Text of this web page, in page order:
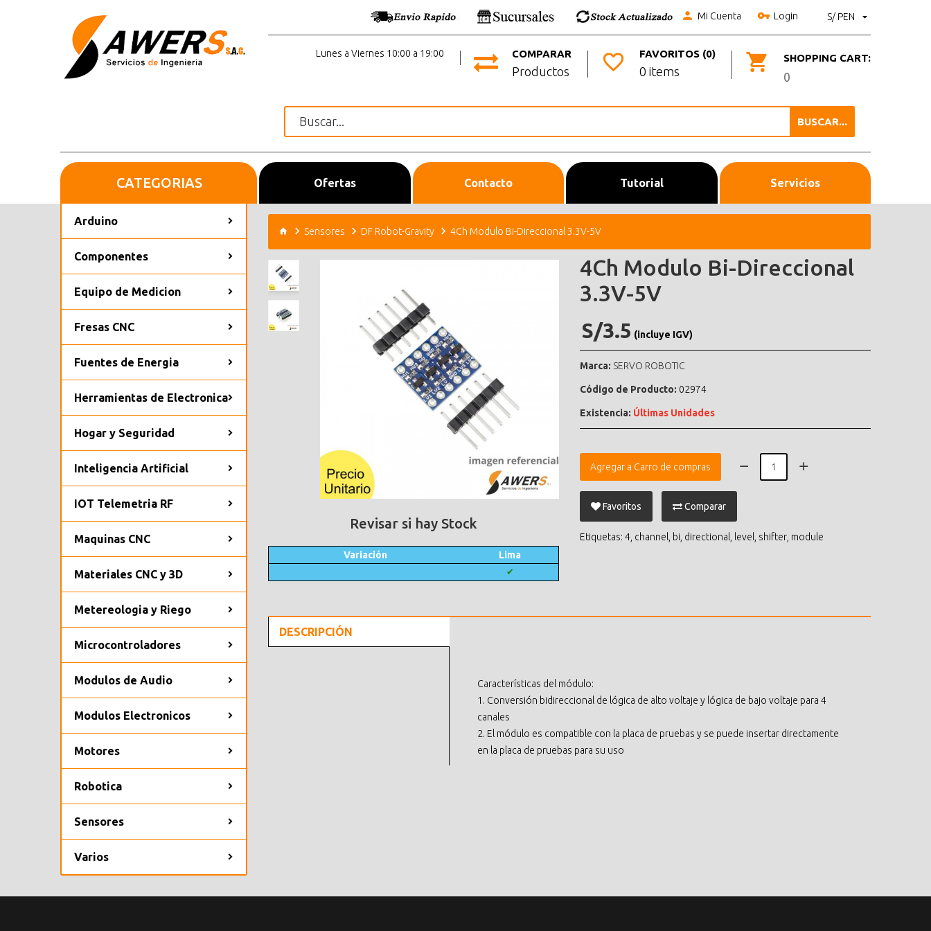
S/ PEN
Mi Cuenta Login
SHOPPING CART:
0
FAVORITOS (0)
0 items
COMPARAR
Productos
Lunes a Viernes 10:00 a 19:00
BUSCAR...
Inicio Ofertas Contacto Tutorial Servicios
CATEGORIAS
Arduino
Componentes
Equipo de Medicion
Fresas CNC
Fuentes de Energia
Herramientas de Electronica
Hogar y Seguridad
Inteligencia Artificial
IOT Telemetria RF
Maquinas CNC
Materiales CNC y 3D
Metereologia y Riego
Microcontroladores
Modulos de Audio
Modulos Electronicos
Motores
Robotica
Sensores
Varios
Sensores DF Robot-Gravity 4Ch Modulo Bi-Direccional 3.3V-5V
Revisar si hay Stock
Variación Lima
✔
4Ch Modulo Bi-Direccional
3.3V-5V
S/3.5 (incluye IGV)
Marca: SERVO ROBOTIC
Código de Producto: 02974
Existencia: Últimas Unidades
Agregar a Carro de compras
Favoritos Comparar
Etiquetas: 4 channel bi directional level shifter module
DESCRIPCIÓN
Características del módulo:
1. Conversión bidireccional de lógica de alto voltaje y lógica de bajo voltaje para 4
canales
2. El módulo es compatible con la placa de pruebas y se puede insertar directamente
en la placa de pruebas para su uso